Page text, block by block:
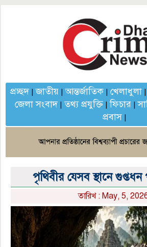
প্রচ্ছদ|জাতীয়|আন্তর্জাতিক| খেলাধুলা
জেলা সংবাদ|তথ্য প্রযুক্তি |ফিচার |
প্রবাস|
পৃথিবীর যেসব স্থানে
তারিখ : May, 5,